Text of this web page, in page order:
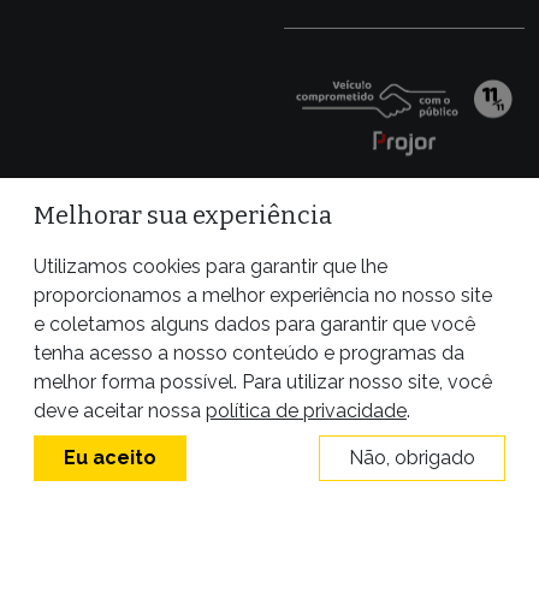
Site desenvolvido por
Melhorar sua experiência
Utilizamos cookies para garantir que lhe
proporcionamos a melhor experiência no nosso site
e coletamos alguns dados para garantir que você
tenha acesso a nosso conteúdo e programas da
melhor forma possível. Para utilizar nosso site, você
deve aceitar nossa política de privacidade.
Eu aceito Não, obrigado